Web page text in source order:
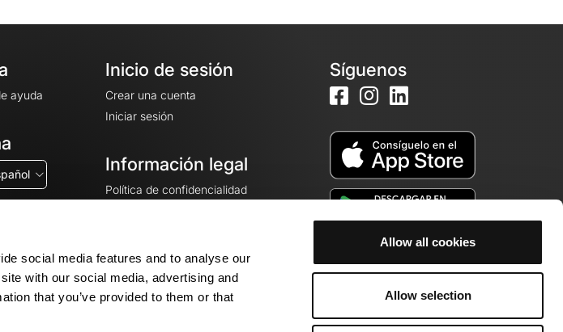
social media features and to analyse our
with our social media, advertising and
that you’ve provided to them or that
Allow all cookies
Allow selection
ayuda
Inicio de sesión
Crear una cuenta
Iniciar sesión
Información legal
Política de confidencialidad
Avisos legales
Configuración de cookies
Síguenos